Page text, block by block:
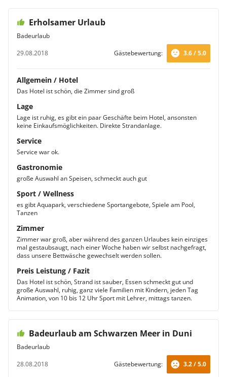
Erholsamer Urlaub
Badeurlaub
29.08.2018
Gästebewertung: 3.6 / 5.0
Allgemein / Hotel
Das Hotel ist schön, die Zimmer sind groß
Lage
Lage ist ruhig, es gibt ein paar Geschäfte beim Hotel, ansonsten
keine Einkaufsmöglichkeiten. Direkte Strandanlage.
Service
Service war ok.
Gastronomie
große Auswahl an Speisen, schmeckt auch gut
Sport / Wellness
es gibt Aquapark, verschiedene Sportangebote, Spiele am Pool,
Tanzen
Zimmer
Zimmer war groß, aber während des ganzen Urlaubes kein einziges
mal gestaubsaugt, nach einer Woche haben wir selbst nachgefragt,
dass unsere Bettwäsche gewechselt werden sollen.
Preis Leistung / Fazit
Das Hotel ist schön, Strand ist sauber, Essen schmeckt gut und
große Auswahl, ruhig, ganz viele Familien mit Kindern, jeden Tag
Animation, von 10 bis 12 Uhr Sport mit Lehrer, mittags tanzen.
Badeurlaub am Schwarzen Meer in Duni
Badeurlaub
28.08.2018
Gästebewertung: 3.2 / 5.0